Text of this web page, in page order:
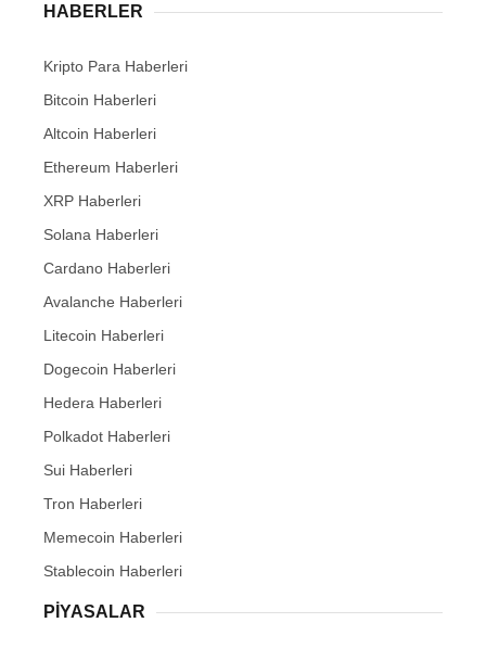
HABERLER
Kripto Para Haberleri
Bitcoin Haberleri
Altcoin Haberleri
Ethereum Haberleri
XRP Haberleri
Solana Haberleri
Cardano Haberleri
Avalanche Haberleri
Litecoin Haberleri
Dogecoin Haberleri
Hedera Haberleri
Polkadot Haberleri
Sui Haberleri
Tron Haberleri
Memecoin Haberleri
Stablecoin Haberleri
PIYASALAR